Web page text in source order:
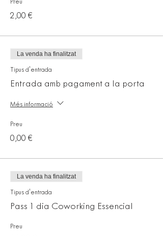
Preu
2,00 €
La venda ha finalitzat
Tipus d'entrada
Entrada amb pagament a la porta
Més informació
Preu
0,00 €
La venda ha finalitzat
Tipus d'entrada
Pass 1 dia Coworking Essencial
Preu